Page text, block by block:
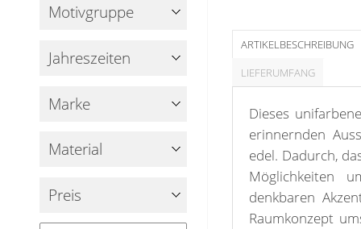
Stoffe
Panneaux
Motivgruppe
Jahreszeiten
Marke
Material
Preis
ARTIKELBESCHREIBUNG
LIEFERUMFANG
Dieses
erinnernden
edel. Dadurch,
Möglichkeiten
denkbaren
Raumkonzept